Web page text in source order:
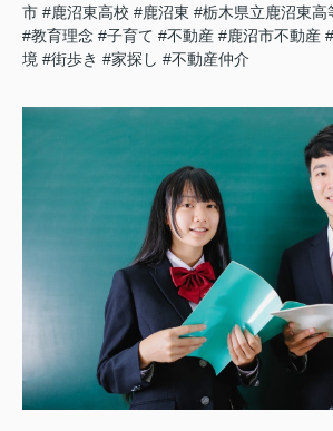
市 #鹿沼東高校 #鹿沼東 #栃木県立鹿沼東高
#教育理念 #子育て #不動産 #鹿沼市不動産
境 #街歩き #家探し #不動産仲介